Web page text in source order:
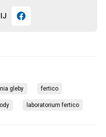
gleby fertico
laboratorium fertico